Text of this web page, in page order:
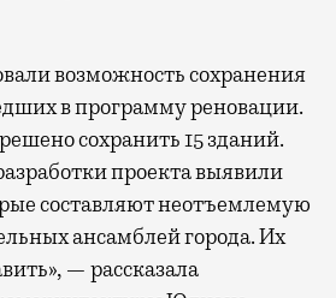
возможность сохранения
в программу реновации.
сохранить 15 зданий.
проекта выявили
составляют неотъемлемую
ансамблей города. Их
— рассказала